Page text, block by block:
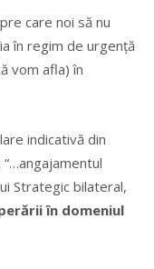
care noi să nu
în regim de urgență
vom afla) în
indicativă din
“…angajamentul
Strategic bilateral,
în domeniul